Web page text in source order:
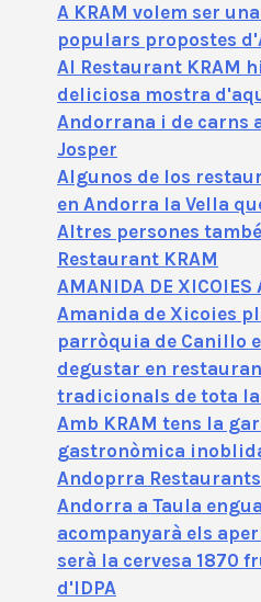
A KRAM volem ser
populars propostes
Al Restaurant KRAM
deliciosa mostra
Andorrana i de carns
Josper
Algunos de los
en Andorra la Vella
Altres persones
Restaurant KRAM
AMANIDA DE XICOIES
Amanida de Xicoies
parròquia de Canillo
degustar en
tradicionals de tota
Amb KRAM tens la
gastronòmica
Andoprra Restaurants
Andorra a Taula
acompanyarà els
serà la cervesa 1870
d'IDPA